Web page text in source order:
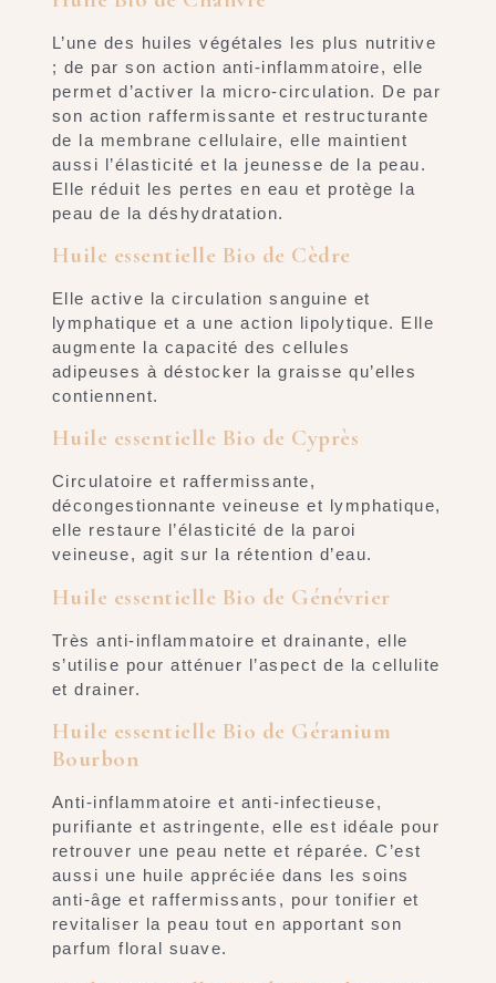
L’une des huiles végétales les plus nutritive
; de par son action anti-inflammatoire, elle
permet d’activer la micro-circulation. De par
son action raffermissante et restructurante
de la membrane cellulaire, elle maintient
aussi l’élasticité et la jeunesse de la peau.
Elle réduit les pertes en eau et protège la
peau de la déshydratation.
Huile essentielle Bio de Cèdre
Elle active la circulation sanguine et
lymphatique et a une action lipolytique. Elle
augmente la capacité des cellules
adipeuses à déstocker la graisse qu’elles
contiennent.
Huile essentielle Bio de Cyprès
Circulatoire et raffermissante,
décongestionnante veineuse et lymphatique,
elle restaure l’élasticité de la paroi
veineuse, agit sur la rétention d’eau.
Huile essentielle Bio de Génévrier
Très anti-inflammatoire et drainante, elle
s’utilise pour atténuer l’aspect de la cellulite
et drainer.
Huile essentielle Bio de Géranium
Bourbon
Anti-inflammatoire et anti-infectieuse,
purifiante et astringente, elle est idéale pour
retrouver une peau nette et réparée. C’est
aussi une huile appréciée dans les soins
anti-âge et raffermissants, pour tonifier et
revitaliser la peau tout en apportant son
parfum floral suave.